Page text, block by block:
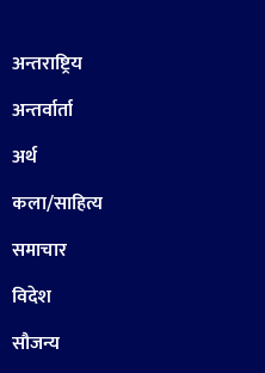
अन्तराष्ट्रिय
अन्तर्वार्ता
अर्थ
कला/साहित्य
समाचार
विदेश
सौजन्य